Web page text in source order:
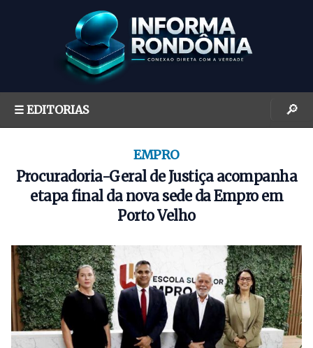
☰ EDITORIAS 🔎
EMPRO
Procuradoria-Geral de Justiça acompanha
etapa final da nova sede da Empro em
Porto Velho